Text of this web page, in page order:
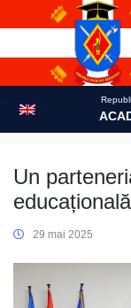
Un
29 mai 2025